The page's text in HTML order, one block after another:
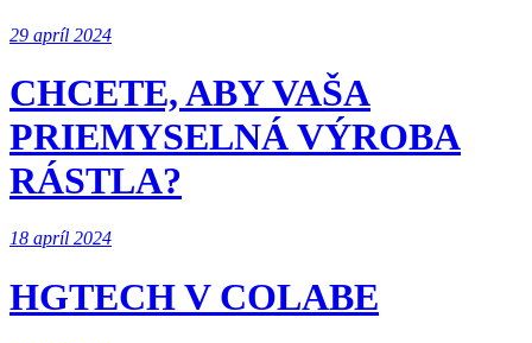
29 apríl 2024
CHCETE, ABY VAŠA
PRIEMYSELNÁ VÝROBA
RÁSTLA?
18 apríl 2024
HGTECH V COLABE